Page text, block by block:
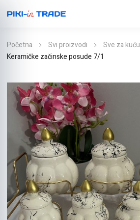
Početna Svi proizvodi Sve za kuću
Keramičke začinske posude 7/1